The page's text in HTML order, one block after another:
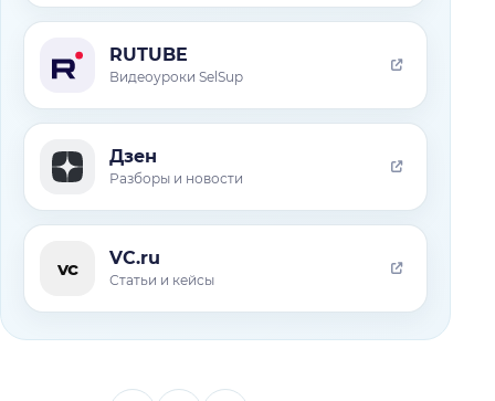
RUTUBE
Видеоуроки SelSup
Дзен
Разборы и новости
vc VC.ru
Статьи и кейсы